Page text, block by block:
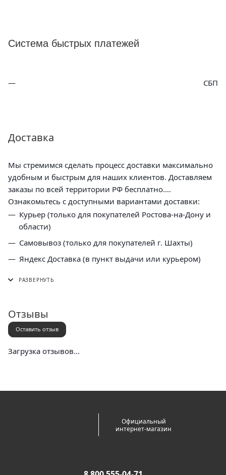
Система быстрых платежей
СБП
Доставка
Мы стремимся сделать процесс доставки максимально
удобным и быстрым для наших клиентов. Доставляем
заказы по всей территории РФ бесплатно.
Ознакомьтесь с доступными вариантами доставки:
Курьер (только для покупателей Ростова-на-Дону и
области)
Самовывоз (только для покупателей г. Шахты)
Яндекс Доставка (в пункт выдачи или курьером)
Отзывы
Оставить отзыв
Загрузка отзывов...
Официальный
интернет-магазин